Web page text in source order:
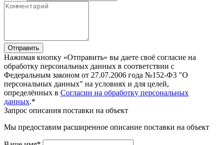
Отправить
Нажимая кнопку «Отправить» вы даете своё согласие на
обработку персональных данных в соответствии с
Федеральным законом от 27.07.2006 года №152-Ф3 "О
персональных данных" на условиях и для целей,
определённых в Согласии на обработку персональных
данных.*
Запрос описания поставки на объект
Мы предоставим расширенное описание поставки на объект